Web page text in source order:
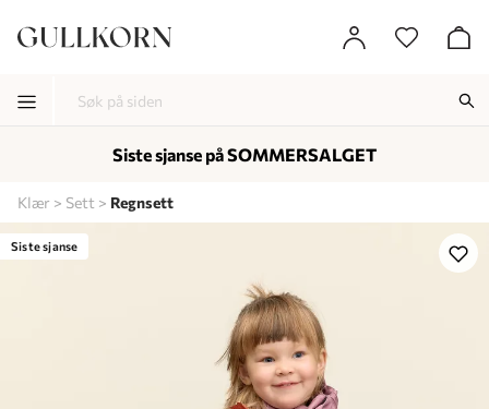
Lagt i kurven, utmerket valg! Til kassen
Klær Sett Regnsett
Siste sjanse
Siste sjanse på SOMMERSALGET
-
-
-